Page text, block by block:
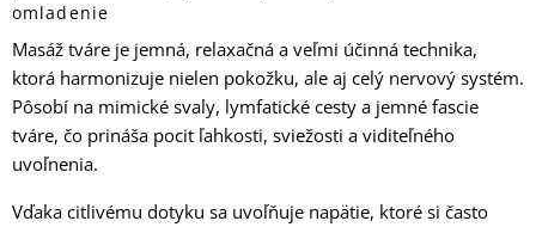
omladenie
Masáž tváre je jemná, relaxačná a veľmi účinná technika,
ktorá harmonizuje nielen pokožku, ale aj celý nervový systém.
Pôsobí na mimické svaly, lymfatické cesty a jemné fascie
tváre, čo prináša pocit ľahkosti, sviežosti a viditeľného
uvoľnenia.
Vďaka citlivému dotyku sa uvoľňuje napätie, ktoré si často